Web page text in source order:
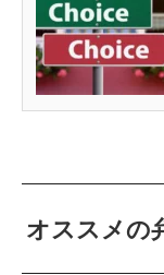
オススメの